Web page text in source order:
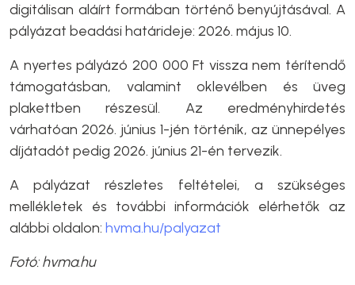
digitálisan aláírt formában történő benyújtásával. A
pályázat beadási határideje: 2026. május 10.
A nyertes pályázó 200 000 Ft vissza nem térítendő
támogatásban, valamint oklevélben és üveg
plakettben részesül. Az eredményhirdetés
várhatóan 2026. június 1-jén történik, az ünnepélyes
díjátadót pedig 2026. június 21-én tervezik.
A pályázat részletes feltételei, a szükséges
mellékletek és további információk elérhetők az
alábbi oldalon: hvma.hu/palyazat
Fotó: hvma.hu